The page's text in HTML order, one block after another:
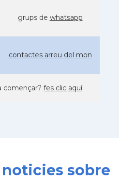
grups de whatsapp
contactes arreu del mon
començar? fes clic aquí
noticies sobre